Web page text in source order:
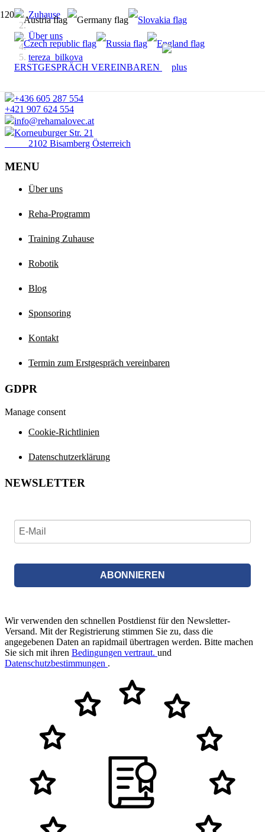
ERSTGESPRÄCH VEREINBAREN
Zuhause
Über uns
tereza_bilkova
+436 605 287 554
+421 907 624 554
info@rehamalovec.at
Korneuburger Str. 21
2102 Bisamberg Österreich
MENU
Über uns
Reha-Programm
Training Zuhause
Robotik
Blog
Sponsoring
Kontakt
Termin zum Erstgespräch vereinbaren
GDPR
Manage consent
Cookie-Richtlinien
Datenschutzerklärung
NEWSLETTER
ABONNIEREN
Wir verwenden den schnellen Postdienst für den Newsletter-
Versand. Mit der Registrierung stimmen Sie zu, dass die
angegebenen Daten an rapidmail übertragen werden. Bitte machen
Sie sich mit ihren Bedingungen vertraut. und
Datenschutzbestimmungen .